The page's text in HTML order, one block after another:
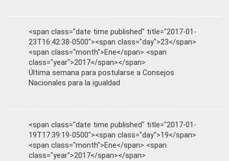
<span class="date time published" title="2017-01-
23T16:42:38-0500"><span class="day">23</span>
<span class="month">Ene</span> <span
class="year">2017</span></span>
Última semana para postularse a Consejos
Nacionales para la igualdad
<span class="date time published" title="2017-01-
19T17:39:19-0500"><span class="day">19</span>
<span class="month">Ene</span> <span
class="year">2017</span></span>